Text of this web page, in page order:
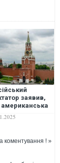
заявив,
тижня
коментування ! »